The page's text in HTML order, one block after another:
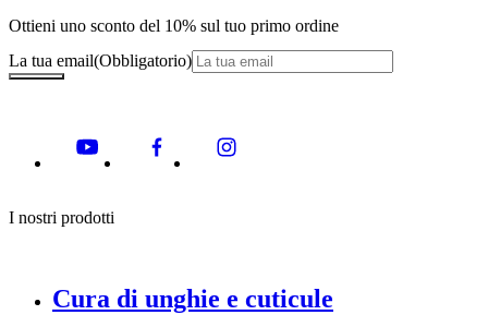
Ottieni uno sconto del 10% sul tuo primo ordine
La tua email(Obbligatorio)
I nostri prodotti
Cura di unghie e cuticule